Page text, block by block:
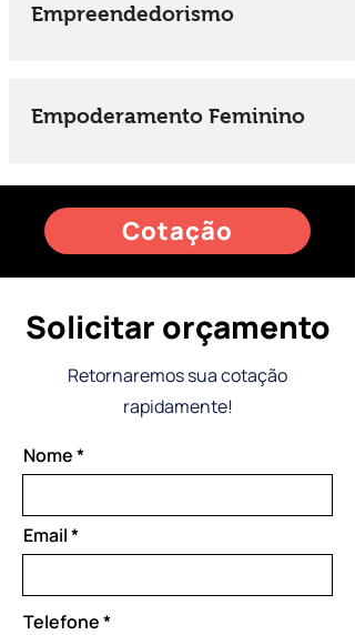
Empreendedorismo
Empoderamento Feminino
Cotação
Solicitar orçamento
Retornaremos sua cotação
rapidamente!
Nome
Email
Telefone